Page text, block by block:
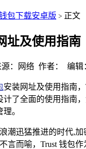
包下载安卓版 > 正文
址及使用指南
源：网络 作者： 编辑
安装网址及使用指南
计了全面的使用指南
。
潮迅猛推进的时代,
言而喻，Trust 钱包